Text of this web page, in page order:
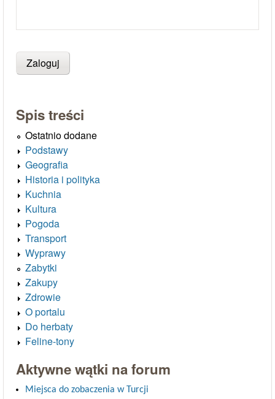
Spis treści
Ostatnio dodane
Podstawy
Geografia
Historia i polityka
Kuchnia
Kultura
Pogoda
Transport
Wyprawy
Zabytki
Zakupy
Zdrowie
O portalu
Do herbaty
Feline-tony
Aktywne wątki na forum
Miejsca do zobaczenia w Turcji